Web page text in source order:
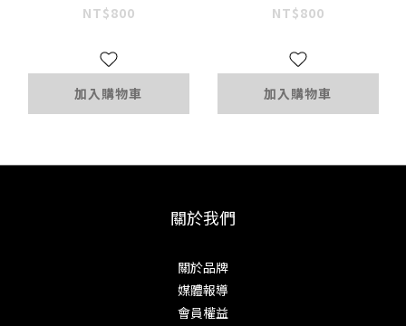
NT$800
加入購物車
NT$800
加入購物車
關於我們
關於品牌
媒體報導
會員權益